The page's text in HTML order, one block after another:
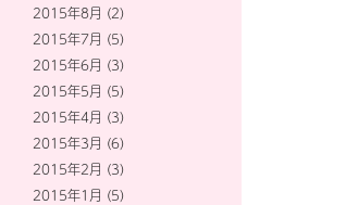
2015年8月 (2)
2015年7月 (5)
2015年6月 (3)
2015年5月 (5)
2015年4月 (3)
2015年3月 (6)
2015年2月 (3)
2015年1月 (5)